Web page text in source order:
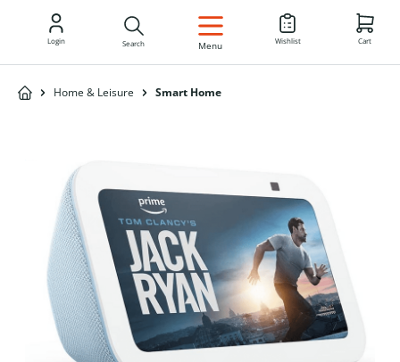
EN
Login Search Menu Wishlist Cart
Home & Leisure Smart Home